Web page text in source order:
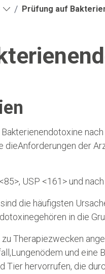
/ Prüfung auf
der
USP <161> und
die häufigsten
in die
Therapiezwecken
und eine
Tier hervorrufen, die